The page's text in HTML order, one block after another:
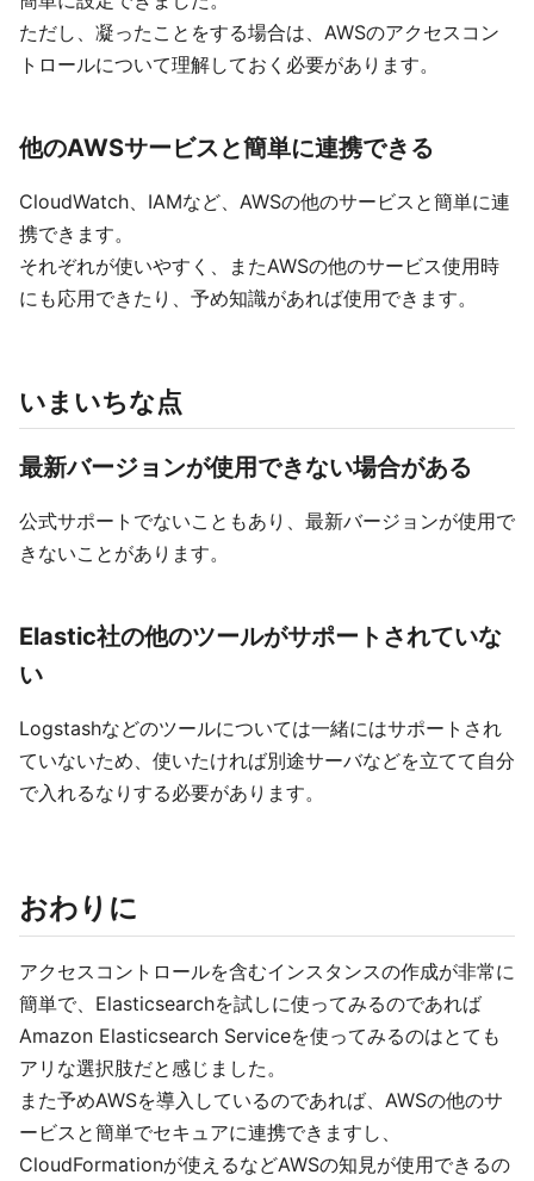
ただし、凝ったことをする場合は、AWSのアクセスコン
トロールについて理解しておく必要があります。
他のAWSサービスと簡単に連携できる
CloudWatch、IAMなど、AWSの他のサービスと簡単に連
携できます。
それぞれが使いやすく、またAWSの他のサービス使用時
にも応用できたり、予め知識があれば使用できます。
いまいちな点
最新バージョンが使用できない場合がある
公式サポートでないこともあり、最新バージョンが使用で
きないことがあります。
Elastic社の他のツールがサポートされていな
い
Logstashなどのツールについては一緒にはサポートされ
ていないため、使いたければ別途サーバなどを立てて自分
で入れるなりする必要があります。
おわりに
アクセスコントロールを含むインスタンスの作成が非常に
簡単で、Elasticsearchを試しに使ってみるのであれば
Amazon Elasticsearch Serviceを使ってみるのはとても
アリな選択肢だと感じました。
また予めAWSを導入しているのであれば、AWSの他のサ
ービスと簡単でセキュアに連携できますし、
CloudFormationが使えるなどAWSの知見が使用できるの